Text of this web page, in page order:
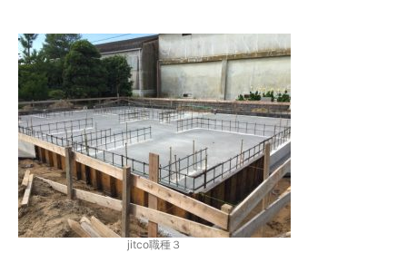
jitco職種３